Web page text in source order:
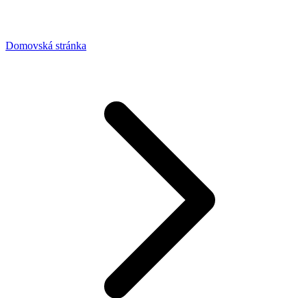
Domovská stránka